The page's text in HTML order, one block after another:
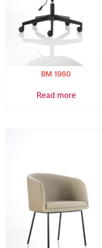
BM 1960
Read more